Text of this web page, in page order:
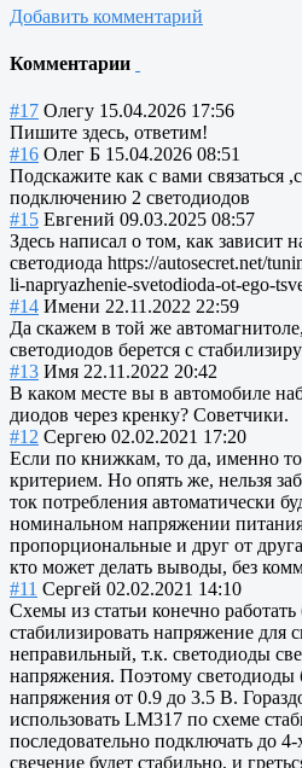
Добавить комментарий
Комментарии
#17 Олегу 15.04.2026 17:56
Пишите здесь, ответим!
#16 Олег Б 15.04.2026 08:51
Подскажите как с вами связаться
подключению 2 светодиодов
#15 Евгений 09.03.2025 08:57
Здесь написал о том, как зависит
светодиода https://autosecret.net/
li-napryazhenie-svetodioda-ot-ego-
#14 Имени 22.11.2022 22:59
Да скажем в той же
светодиодов берется с
#13 Имя 22.11.2022 20:42
В каком месте вы в автомобиле
диодов через кренку? Советчики.
#12 Сергею 02.02.2021 17:20
Если по книжкам, то да, именно
критерием. Но опять же, нельзя
ток потребления автоматически
номинальном напряжении
пропорциональные и друг от
кто может делать выводы, без
#11 Сергей 02.02.2021 14:10
Схемы из статьи конечно работать
стабилизировать напряжение для
неправильный, т.к. светодиоды
напряжения. Поэтому
напряжения от 0.9 до 3.5 В.
использовать LM317 по схеме
последовательно подключать до 4-
свечение будет стабильно, и